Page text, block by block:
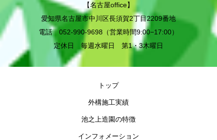
【名古屋office】
愛知県名古屋市中川区長須賀2丁目2209番地
電話 052-990-9698（営業時間9:00−17:00）
定休日 毎週水曜日 第1・3木曜日
トップ
外構施工実績
池之上造園の特徴
インフォメーション